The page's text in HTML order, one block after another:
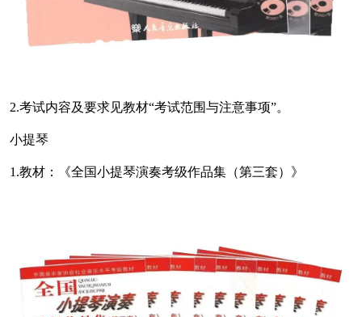
2.考试内容及要求见教材“考试范围与注意事项”。
小提琴
1.教材：《全国小提琴演奏考级作品集（第三套）》